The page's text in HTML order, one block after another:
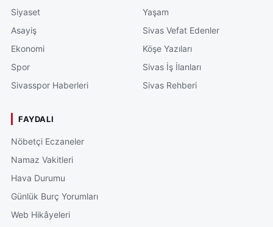
Siyaset
Asayiş
Ekonomi
Spor
Sivasspor Haberleri
Yaşam
Sivas Vefat Edenler
Köşe Yazıları
Sivas İş İlanları
Sivas Rehberi
FAYDALI
Nöbetçi Eczaneler
Namaz Vakitleri
Hava Durumu
Günlük Burç Yorumları
Web Hikâyeleri